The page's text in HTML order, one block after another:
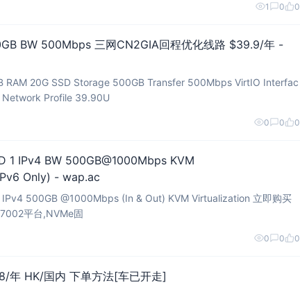
1 0 0
BW 500Mbps 三网CN2GIA回程优化线路 $39.9/年 -
RAM 20G SSD Storage 500GB Transfer 500Mbps VirtIO Interfac
Profile 39.90U
0 0 0
1 IPv4 BW 500GB@1000Mbps KVM
Only) - wap.ac
平台,NVMe固
0 0 0
年 HK/国内 下单方法[车已开走]